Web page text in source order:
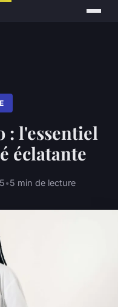
: l'essentiel
éclatante
•5 min de lecture